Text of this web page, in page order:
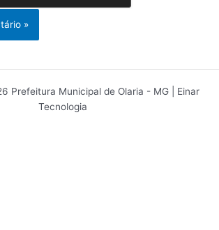
Prefeitura Municipal de Olaria - MG | Einar
Tecnologia